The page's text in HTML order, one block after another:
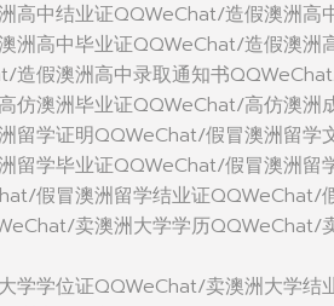
高中结业证QQWeChat/造假澳洲高
洲高中毕业证QQWeChat/造假澳洲
造假澳洲高中录取通知书
仿澳洲毕业证QQWeChat/高仿澳洲
留学证明QQWeChat/假冒澳洲留学
留学毕业证QQWeChat/假冒澳洲留
假冒澳洲留学结业证QQWeChat/
卖澳洲大学学历QQWeChat/
学学位证QQWeChat/卖澳洲大学结